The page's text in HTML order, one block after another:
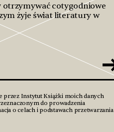
otrzymywać cotygodniowe
żyje świat literatury w
przez Instytut Książki moich danych
do prowadzenia
o celach i podstawach przetwarzania